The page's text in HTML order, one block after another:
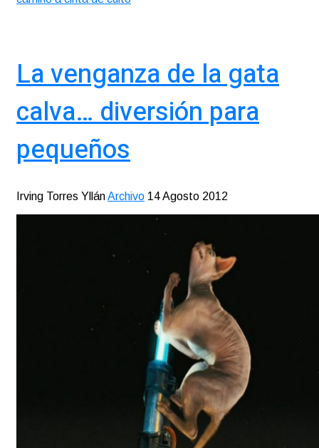
La venganza de la gata
calva… diversión para
pequeños
Irving Torres YllánArchivo 14 Agosto 2012